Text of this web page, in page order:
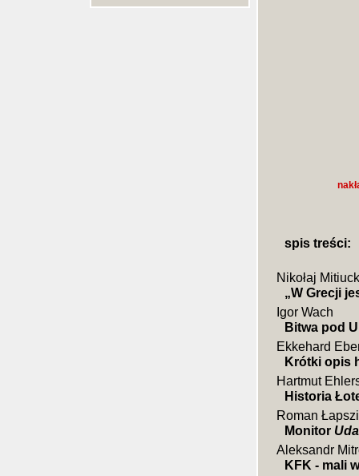
spis treści:
Nikołaj
„W Grecji
Igor Wach
Bitwa pod
Ekkehard
Krótki opis
Hartmut
Historia
Roman
Monitor
Aleksandr
KFK - mali